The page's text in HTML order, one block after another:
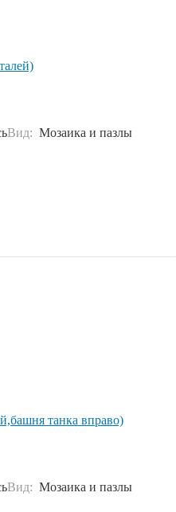
Вид: Мозаика и пазлы
танка вправо)
Вид: Мозаика и пазлы